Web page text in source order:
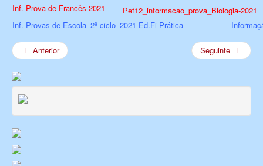
Inf. Prova de Francês 2021
Pef12_informacao_prova_Biologia-2021
Inf. Provas de Escola_2º ciclo_2021-Ed.Fi-Prática
Anterior Seguinte